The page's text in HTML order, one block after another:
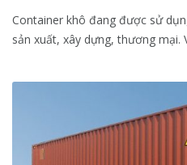
Container khô đang được sử
sản xuất, xây dựng, thương mại.